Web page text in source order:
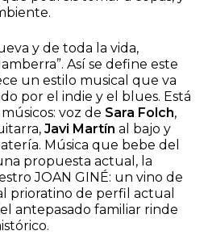
y de toda la vida,
Así se define este
un estilo musical que va
por el indie y el blues. Está
voz de Sara Folch,
Javi Martín al bajo y
Música que bebe del
propuesta actual, la
JOAN GINÉ: un vino de
prioratino de perfil actual
antepasado familiar rinde